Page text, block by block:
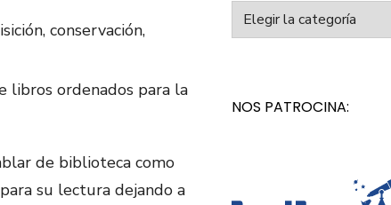
conservación,
libros ordenados para la
de biblioteca como
su lectura dejando a
NOS PATROCINA: